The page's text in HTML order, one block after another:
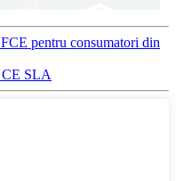
pentru consumatori din
CE SLA